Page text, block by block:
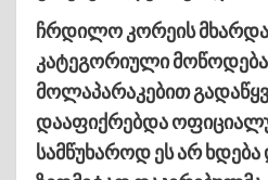
ჩრდილო კორეის
კატეგორიული
მოლაპარაკებით
დააფიქრებდა
სამწუხაროდ ეს არ ხდება